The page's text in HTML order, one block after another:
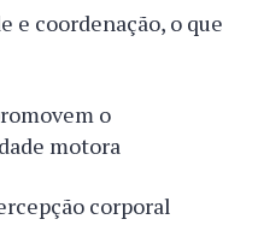
e coordenação, o que
o
motora
corporal